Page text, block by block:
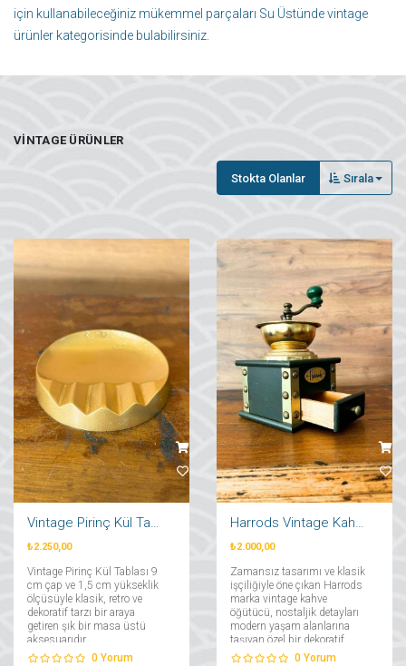
için kullanabileceğiniz mükemmel parçaları Su Üstünde vintage
ürünler kategorisinde bulabilirsiniz.
VINTAGE ÜRÜNLER
Stokta Olanlar Sırala
Vintage Pirinç Kül Tablası
₺2.250,00
Vintage Pirinç Kül Tablası 9
cm çap ve 1,5 cm yükseklik
ölçüsüyle klasik, retro ve
dekoratif tarzı bir araya
getiren şık bir masa üstü
aksesuarıdır....
0 Yorum
Harrods Vintage Kahve Öğütücü
₺2.000,00
Zamansız tasarımı ve klasik
işçiliğiyle öne çıkan Harrods
marka vintage kahve
öğütücü, nostaljik detayları
modern yaşam alanlarına
taşıyan özel bir dekoratif
üründür....
0 Yorum